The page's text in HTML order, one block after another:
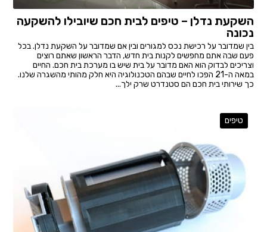
השקעת נדלן – טיפים לבית חכם שיובילו להשקעה
נכונה
בין שמדובר על רכישת נכס למגורים ובין אם שמדובר על השקעת נדלן. בכל
פעם שבה אתם מחפשים לקנות בית חדש, הדבר הראשון שאתם רוצים
וצריכים לבדוק הוא האם מדובר על בית שיש בו מערכת בית חכם. החיים
במאה ה-21 הפכו לחיים שבהם הטכנולוגיה היא חלק מהותי מהשגרה שלנו.
כך שירותי בית חכם הם סטנדרט שרק ילך...
טיפים